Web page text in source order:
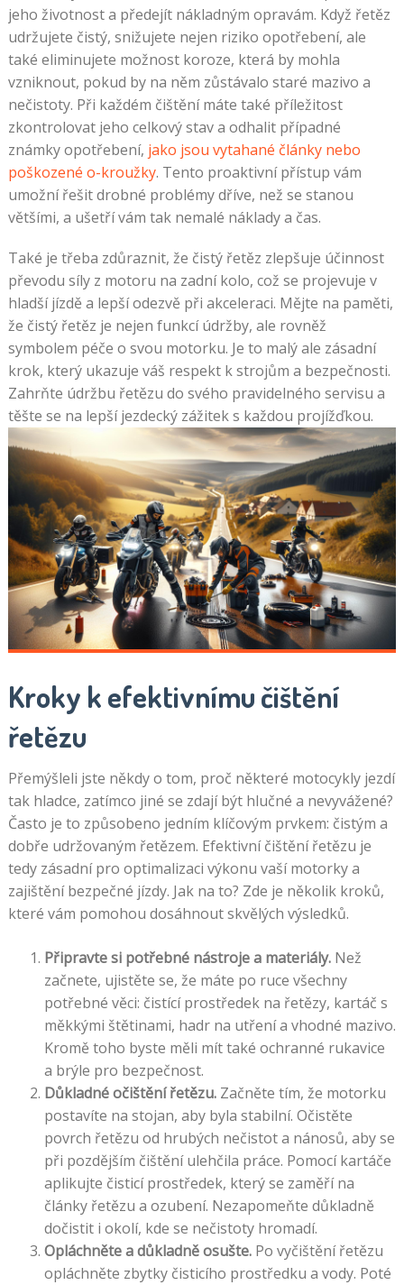
jeho životnost a předejít nákladným opravám. Když řetěz
udržujete čistý, snižujete nejen riziko opotřebení, ale
také eliminujete možnost koroze, která by mohla
vzniknout, pokud by na něm zůstávalo staré mazivo a
nečistoty. Při každém čištění máte také příležitost
zkontrolovat jeho celkový stav a odhalit případné
známky opotřebení, jako jsou vytahané články nebo
poškozené o-kroužky. Tento proaktivní přístup vám
umožní řešit drobné problémy dříve, než se stanou
většími, a ušetří vám tak nemalé náklady a čas.
Také je třeba zdůraznit, že čistý řetěz zlepšuje účinnost
převodu síly z motoru na zadní kolo, což se projevuje v
hladší jízdě a lepší odezvě při akceleraci. Mějte na paměti,
že čistý řetěz je nejen funkcí údržby, ale rovněž
symbolem péče o svou motorku. Je to malý ale zásadní
krok, který ukazuje váš respekt k strojům a bezpečnosti.
Zahrňte údržbu řetězu do svého pravidelného servisu a
těšte se na lepší jezdecký zážitek s každou projížďkou.
Kroky k efektivnímu čištění
řetězu
Přemýšleli jste někdy o tom, proč některé motocykly jezdí
tak hladce, zatímco jiné se zdají být hlučné a nevyvážené?
Často je to způsobeno jedním klíčovým prvkem: čistým a
dobře udržovaným řetězem. Efektivní čištění řetězu je
tedy zásadní pro optimalizaci výkonu vaší motorky a
zajištění bezpečné jízdy. Jak na to? Zde je několik kroků,
které vám pomohou dosáhnout skvělých výsledků.
Připravte si potřebné nástroje a materiály.Než
začnete, ujistěte se, že máte po ruce všechny
potřebné věci: čistící prostředek na řetězy, kartáč s
měkkými štětinami, hadr na utření a vhodné mazivo.
Kromě toho byste měli mít také ochranné rukavice
a brýle pro bezpečnost.
Důkladné očištění řetězu.Začněte tím, že motorku
postavíte na stojan, aby byla stabilní. Očistěte
povrch řetězu od hrubých nečistot a nánosů, aby se
při pozdějším čištění ulehčila práce. Pomocí kartáče
aplikujte čisticí prostředek, který se zaměří na
články řetězu a ozubení. Nezapomeňte důkladně
dočistit i okolí, kde se nečistoty hromadí.
Opláchněte a důkladně osušte.Po vyčištění řetězu
opláchněte zbytky čisticího prostředku a vody. Poté